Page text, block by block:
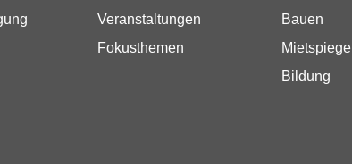
Veranstaltungen
Fokusthemen
Bauen
Mietspiegel
Bildung